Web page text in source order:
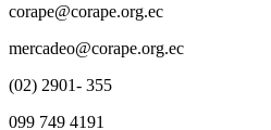
corape@corape.org.ec
mercadeo@corape.org.ec
(02) 2901- 355
099 749 4191